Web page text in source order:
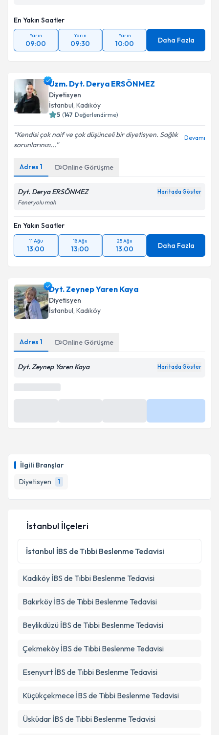
İlgili Branşlar
Diyetisyen
1
En Yakın Saatler
Yarın
09:00
Yarın
09:30
Yarın
10:00 Daha Fazla
Uzm. Dyt. Derya ERSÖNMEZ
Diyetisyen
İstanbul, Kadıköy
5 (147 Değerlendirme)
Kendisi çok naif ve çok düşünceli bir diyetisyen. Sağlık
sorunlarınızı...
Devamı
Adres 1 Online Görüşme
Dyt. Derya ERSÖNMEZ Haritada Göster
Feneryolu mah
En Yakın Saatler
11 Ağu
13:00
18 Ağu
13:00
25 Ağu
13:00 Daha Fazla
Dyt. Zeynep Yaren Kaya
Diyetisyen
İstanbul, Kadıköy
Adres 1 Online Görüşme
Dyt. Zeynep Yaren Kaya Haritada Göster
İstanbul İlçeleri
İstanbul İBS de Tıbbi Beslenme Tedavisi
Kadıköy İBS de Tıbbi Beslenme Tedavisi
Bakırköy İBS de Tıbbi Beslenme Tedavisi
Beylikdüzü İBS de Tıbbi Beslenme Tedavisi
Çekmeköy İBS de Tıbbi Beslenme Tedavisi
Esenyurt İBS de Tıbbi Beslenme Tedavisi
Küçükçekmece İBS de Tıbbi Beslenme Tedavisi
Üsküdar İBS de Tıbbi Beslenme Tedavisi